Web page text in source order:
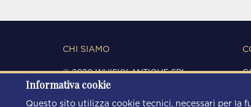
CHI SIAMO
© 2020 WHISKY ANTIQUE SRL
C.F. / P.IVA 03266720360
REGISTRO IMPRESE DI MODENA
Informativa cookie
Questo sito utilizza cookie tecnici, necessari per la